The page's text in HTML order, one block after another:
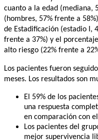
cuanto a la edad (mediana,
(hombres, 57% frente a
de Estadificación (estadio I,
frente a 37%) y el
alto riesgo (22% frente a
Los pacientes fueron
meses. Los resultados son
El 59% de los
una respuesta
en comparación con
Los pacientes del
mejor supervivencia